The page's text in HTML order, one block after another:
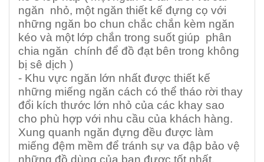
ngăn nhỏ, một ngăn thiết kế đựng cọ với
những ngăn bo chun chắc chắn kèm ngăn
kéo và một lớp chắn trong suốt giúp phân
chia ngăn chính để đồ đạt bên trong không
bị sê dịch )
- Khu vực ngăn lớn nhất được thiết kế
những miếng ngăn cách có thể tháo rời thay
đổi kích thước lớn nhỏ của các khay sao
cho phù hợp với nhu cầu của khách hàng.
Xung quanh ngăn đựng đều được làm
miếng đệm mềm để tránh sự va đập bảo vệ
những đồ dùng của bạn được tốt nhất.